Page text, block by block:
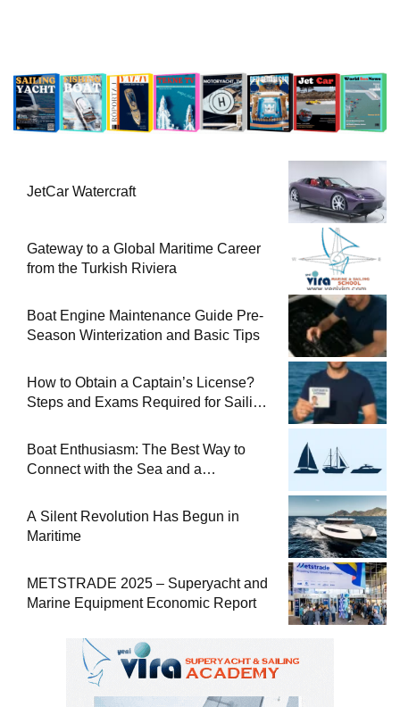
JetCar Watercraft
Gateway to a Global Maritime Career
from the Turkish Riviera
Boat Engine Maintenance Guide Pre-
Season Winterization and Basic Tips
How to Obtain a Captain’s License?
Steps and Exams Required for Sailing
Boat Enthusiasm: The Best Way to
Connect with the Sea and a
A Silent Revolution Has Begun in
Maritime
METSTRADE 2025 – Superyacht and
Marine Equipment Economic Report